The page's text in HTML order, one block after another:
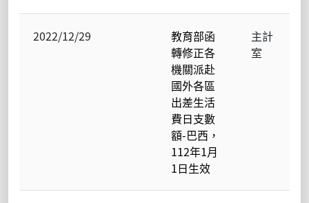
2022/12/29
教育部函
轉修正各
機關派赴
國外各區
出差生活
費日支數
額-巴西，
112年1月
1日生效
主計
室